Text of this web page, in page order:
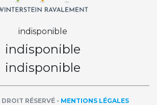
indisponible
indisponible
indisponible
RÉSERVÉ - MENTIONS LÉGALES